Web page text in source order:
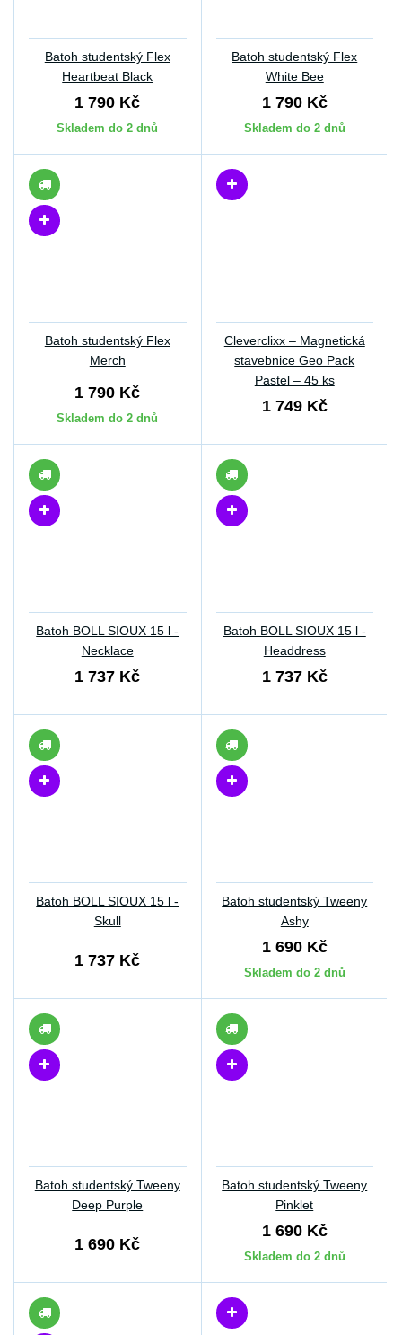
Batoh studentský Flex
Heartbeat Black
1 790 Kč
Skladem do 2 dnů
Batoh studentský Flex
White Bee
1 790 Kč
Skladem do 2 dnů
Batoh studentský Flex
Merch
1 790 Kč
Skladem do 2 dnů
Cleverclixx – Magnetická
stavebnice Geo Pack
Pastel – 45 ks
1 749 Kč
Batoh BOLL SIOUX 15 l -
Necklace
1 737 Kč
Batoh BOLL SIOUX 15 l -
Headdress
1 737 Kč
Batoh BOLL SIOUX 15 l -
Skull
1 737 Kč
Batoh studentský Tweeny
Ashy
1 690 Kč
Skladem do 2 dnů
Batoh studentský Tweeny
Deep Purple
1 690 Kč
Batoh studentský Tweeny
Pinklet
1 690 Kč
Skladem do 2 dnů